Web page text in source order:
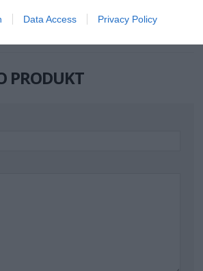
Data Access Privacy Policy
https://pro.xyzprinting.com/en-US/contact
PRODUKT